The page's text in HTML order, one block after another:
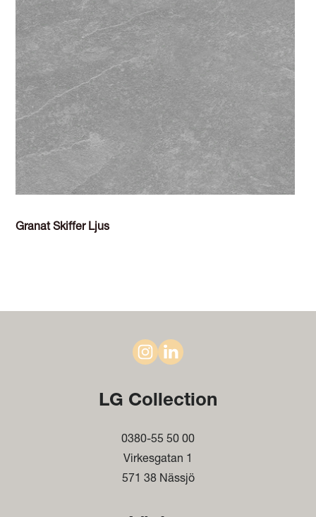
Granat Skiffer Ljus
LG Collection
0380-55 50 00
Virkesgatan 1
571 38 Nässjö